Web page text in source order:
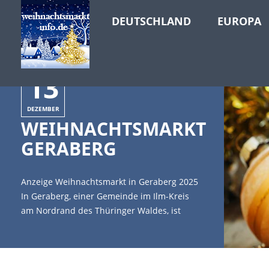
DEUTSCHLAND EUROPA
13
DEZEMBER
WEIHNACHTSMARKT
GERABERG
Anzeige Weihnachtsmarkt in Geraberg 2025
In Geraberg, einer Gemeinde im Ilm-Kreis
am Nordrand des Thüringer Waldes, ist